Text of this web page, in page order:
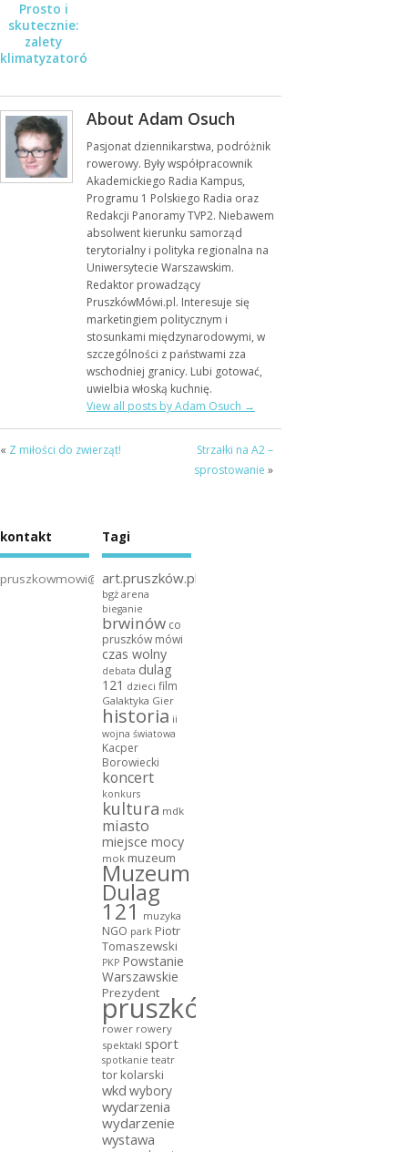
Prosto i
skutecznie:
zalety
klimatyzatorów
biur
About Adam Osuch
Pasjonat dziennikarstwa, podróżnik
rowerowy. Były współpracownik
Akademickiego Radia Kampus,
Programu 1 Polskiego Radia oraz
Redakcji Panoramy TVP2. Niebawem
absolwent kierunku samorząd
terytorialny i polityka regionalna na
Uniwersytecie Warszawskim.
Redaktor prowadzący
PruszkówMówi.pl. Interesuje się
marketingiem politycznym i
stosunkami międzynarodowymi, w
szczególności z państwami zza
wschodniej granicy. Lubi gotować,
uwielbia włoską kuchnię.
View all posts by Adam Osuch →
« Z miłości do zwierząt!
Strzałki na A2 –
sprostowanie »
kontakt
pruszkowmowi@gmail.com
Tagi
art.pruszków.pl
bgż arena
bieganie
brwinów co
pruszków mówi
czas wolny
debata dulag
121 dzieci film
Galaktyka Gier
historia ii
wojna światowa
Kacper
Borowiecki
koncert
konkurs
kultura mdk
miasto
miejsce mocy
mok muzeum
Muzeum
Dulag
121 muzyka
NGO park Piotr
Tomaszewski
PKP Powstanie
Warszawskie
Prezydent
pruszków
rower rowery
spektakl sport
spotkanie teatr
tor kolarski
wkd wybory
wydarzenia
wydarzenie
wystawa